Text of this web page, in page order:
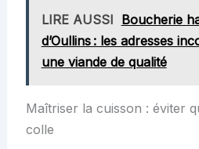
LIRE AUSSI Boucherie
d’Oullins : les adresses
une viande de qualité
Maîtriser la cuisson : éviter
colle